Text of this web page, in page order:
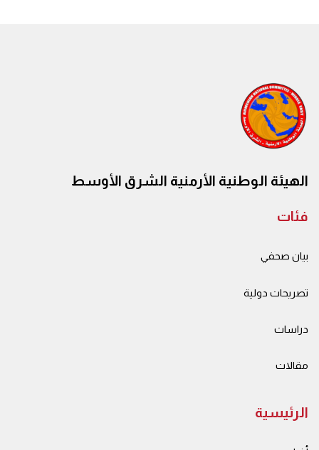
الهيئة الوطنية الأرمنية الشرق الأوسط
فئات
بيان صحفي
تصريحات دولية
دراسات
مقالات
الرئيسية